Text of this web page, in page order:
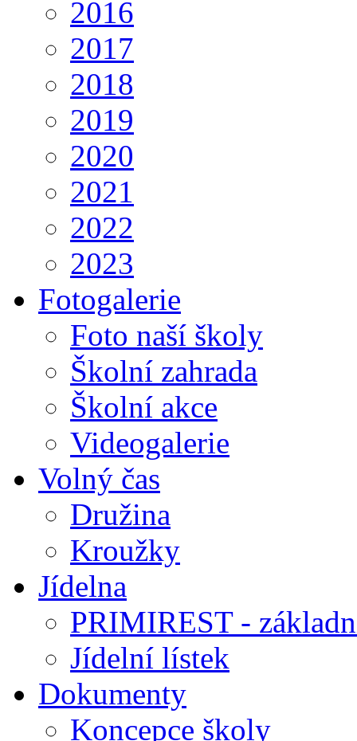
2016
2017
2018
2019
2020
2021
2022
2023
Fotogalerie
Foto naší školy
Školní zahrada
Školní akce
Videogalerie
Volný čas
Družina
Kroužky
Jídelna
PRIMIREST -
Jídelní lístek
Dokumenty
Koncepce školy